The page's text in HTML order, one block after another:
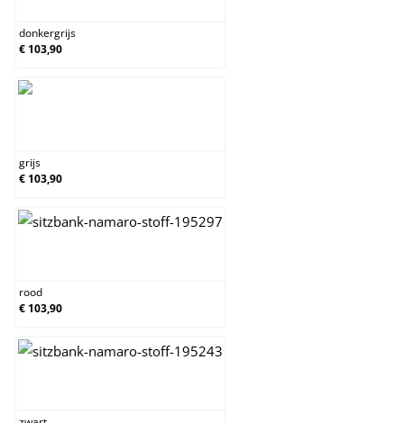
donkergrijs
€ 103,90
grijs
€ 103,90
rood
€ 103,90